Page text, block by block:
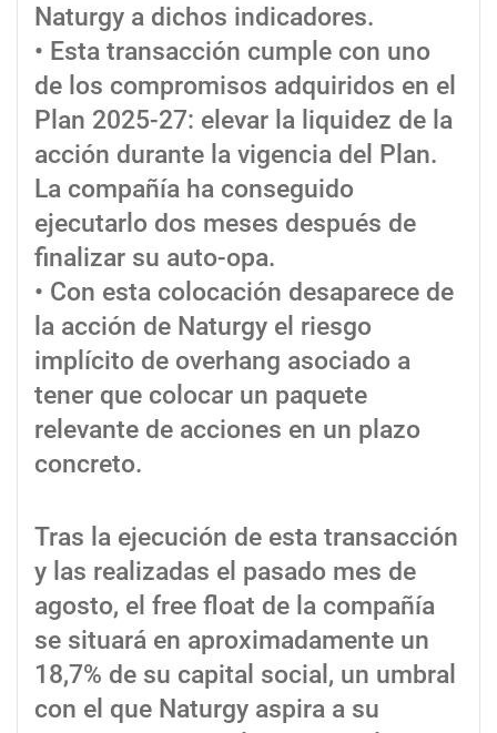
Naturgy a dichos indicadores.
• Esta transacción cumple con uno
de los compromisos adquiridos en el
Plan 2025-27: elevar la liquidez de la
acción durante la vigencia del Plan.
La compañía ha conseguido
ejecutarlo dos meses después de
finalizar su auto-opa.
• Con esta colocación desaparece de
la acción de Naturgy el riesgo
implícito de overhang asociado a
tener que colocar un paquete
relevante de acciones en un plazo
concreto.
Tras la ejecución de esta transacción
y las realizadas el pasado mes de
agosto, el free float de la compañía
se situará en aproximadamente un
18,7% de su capital social, un umbral
con el que Naturgy aspira a su